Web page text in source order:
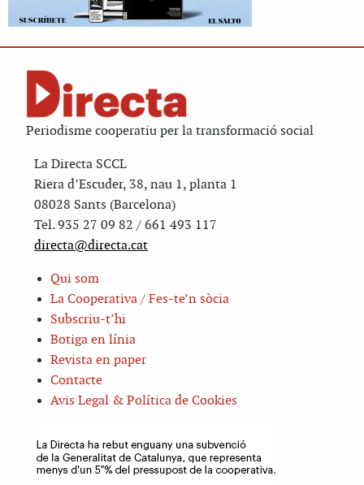
Periodisme cooperatiu per la transformació social
La Directa SCCL
Riera d’Escuder, 38, nau 1, planta 1
08028 Sants (Barcelona)
Tel. 935 27 09 82 / 661 493 117
directa@directa.cat
Qui som
La Cooperativa / Fes-te’n sòcia
Subscriu-t’hi
Botiga en línia
Revista en paper
Contacte
Avis Legal & Política de Cookies